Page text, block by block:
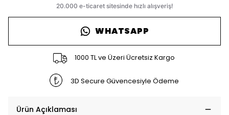
WHATSAPP
1000 TL ve Üzeri Ücretsiz Kargo
3D Secure Güvencesiyle Ödeme
Ürün Açıklaması